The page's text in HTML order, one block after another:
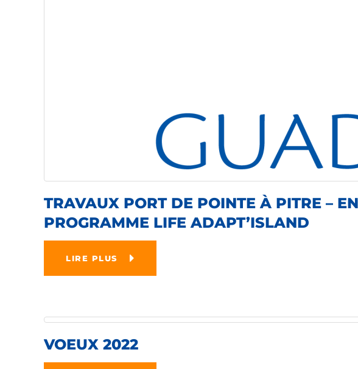
TRAVAUX PORT DE POINTE À PITRE –
PROGRAMME LIFE ADAPT’ISLAND
LIRE PLUS
VOEUX 2022